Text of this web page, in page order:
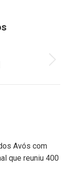
Avós com
que reuniu 400